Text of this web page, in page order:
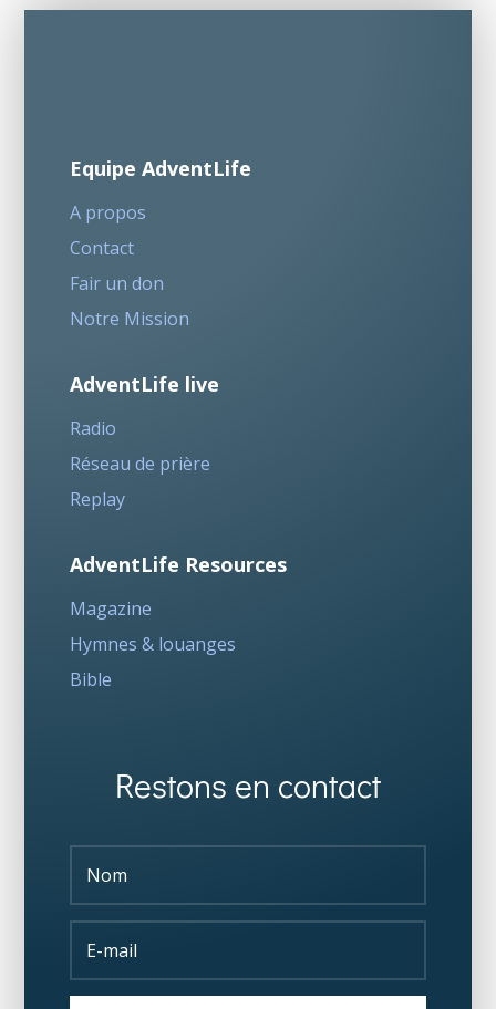
Equipe AdventLife
A propos
Contact
Fair un don
Notre Mission
AdventLife live
Radio
Réseau de prière
Replay
AdventLife Resources
Magazine
Hymnes & louanges
Bible
Restons en contact